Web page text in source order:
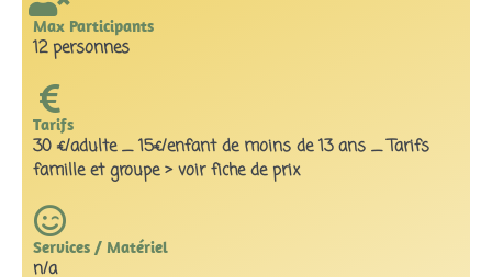
Max Participants
12 personnes
Tarifs
30 €/adulte _ 15€/enfant de moins de 13 ans _ Tarifs
famille et groupe > voir fiche de prix
Services / Matériel
n/a